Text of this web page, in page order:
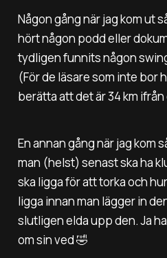
Någon gång när jag kom ut
hört någon podd eller
tydligen funnits någon
(För de läsare som inte bor
berätta att det är 34 km
En annan gång när jag kom
man (helst) senast ska ha
ska ligga för att torka och
ligga innan man lägger in
slutligen elda upp den. Ja
om sin ved 🤣